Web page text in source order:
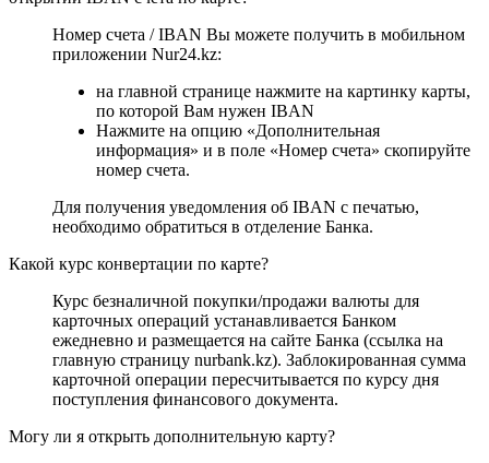
Номер счета / IBAN Вы можете получить в мобильном
приложении Nur24.kz:
на главной странице нажмите на картинку карты,
по которой Вам нужен IBAN
Нажмите на опцию «Дополнительная
информация» и в поле «Номер счета» скопируйте
номер счета.
Для получения уведомления об IBAN с печатью,
необходимо обратиться в отделение Банка.
Какой курс конвертации по карте?
Курс безналичной покупки/продажи валюты для
карточных операций устанавливается Банком
ежедневно и размещается на сайте Банка (ссылка на
главную страницу nurbank.kz). Заблокированная сумма
карточной операции пересчитывается по курсу дня
поступления финансового документа.
Могу ли я открыть дополнительную карту?